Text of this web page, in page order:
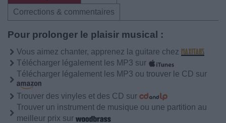
Corrections & commentaires
Pour prolonger le plaisir musical :
Vous aimez chanter, apprenez la guitare chez
Télécharger légalement les MP3 sur
Télécharger légalement les MP3 ou trouver le CD sur
Trouver des vinyles et des CD sur
Trouver un instrument de musique ou une partition au
meilleur prix sur